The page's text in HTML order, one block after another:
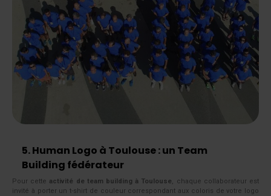
5. Human Logo à Toulouse : un Team
Building fédérateur
Pour cette activité de team building à Toulouse, chaque collaborateur est
invité à porter un t-shirt de couleur correspondant aux coloris de votre logo